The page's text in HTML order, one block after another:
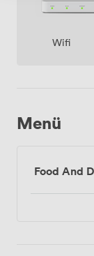
Wifi
Menü
Food And